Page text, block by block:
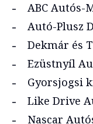
ABC Autós-
Autó-Plusz
Dekmár és
Ezüstnyíl
Gyorsjogsi
Like Drive
Nascar